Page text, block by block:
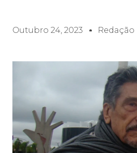
Outubro 24, 2023 Redação